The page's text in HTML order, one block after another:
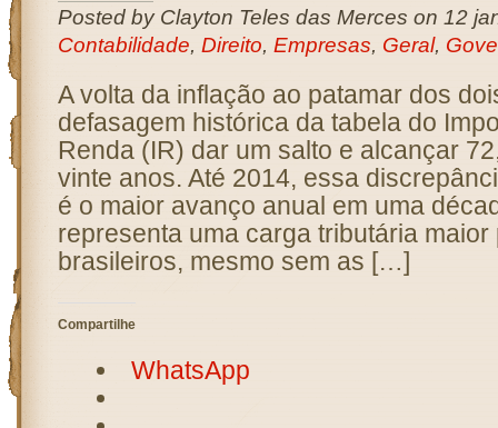
Posted by Clayton Teles das Merces on 12
Contabilidade, Direito, Empresas, Geral,
A volta da inflação ao patamar dos
defasagem histórica da tabela do
Renda (IR) dar um salto e alcançar
vinte anos. Até 2014, essa
é o maior avanço anual em uma
representa uma carga tributária maior
brasileiros, mesmo sem as […]
Compartilhe
WhatsApp